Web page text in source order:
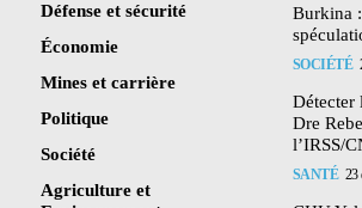
Défense et sécurité
Économie
Mines et carrière
Politique
Société
Agriculture et
Burkina
SOCIÉTÉ
Détecter
Dre
l’IRSS/
SANTÉ 23